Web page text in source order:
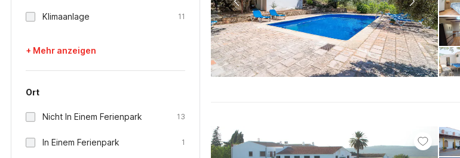
Klimaanlage 11
+ Mehr anzeigen
Ort
Nicht In Einem Ferienpark 13
In Einem Ferienpark 1